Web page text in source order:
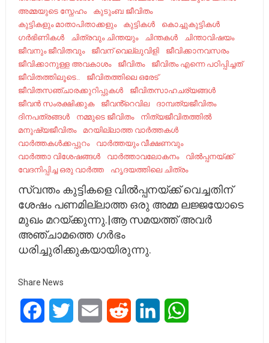
അമ്മയുടെ സ്നേഹം
കുടുംബ ജീവിതം
കുട്ടികളും മാതാപിതാക്കളും
കുട്ടികൾ
കൊച്ചുകുട്ടികൾ
ഗർഭിണികൾ
ചിത്രവും ചിന്തയും ചിന്തകൾ
ചിന്താവിഷയം
ജീവനും ജീവിതവും
ജീവന് വെല്ലുവിളി
ജീവിക്കാനവസരം
ജീവിക്കാനുള്ള അവകാശം
ജീവിതം
ജീവിതം എന്നെ പഠിപ്പിച്ചത്
ജീവിതത്തിലൂടെ..
ജീവിതത്തിലെ ഒരേട്
ജീവിതസഞ്ചാരക്കുറിപ്പുകൾ
ജീവിതസാഹചര്യങ്ങൾ
ജീവൻ സംരക്ഷിക്കുക
ജീവൻ്റെവില
ദാമ്പത്യജീവിതം
ദിനപത്രങ്ങൾ
നമ്മുടെ ജീവിതം
നിത്യജീവിതത്തിൽ
മനുഷ്യജീവിതം
മറയില്ലാത്ത വാർത്തകൾ
വാർത്തകൾക്കപ്പുറം
വാർത്തയും വീക്ഷണവും
വാർത്താ വിശേഷങ്ങൾ
വാർത്താവലോകനം
വിൽപ്പനയ്ക്ക്
വേദനിപ്പിച്ച ഒരു വാർത്ത
ഹൃദയത്തിലെ ചിത്രം
സ്വന്തം കുട്ടികളെ വിൽപ്പനയ്ക്ക് വെച്ചതിന്
ശേഷം പണമില്ലാത്ത ഒരു അമ്മ ലജ്ജയോടെ
മുഖം മറയ്ക്കുന്നു.|ആ സമയത്ത് അവർ
അഞ്ചാമത്തെ ഗർഭം
ധരിച്ചുരിക്കുകയായിരുന്നു.
Share News
FacebookTwitter Email Reddit LinkedIn